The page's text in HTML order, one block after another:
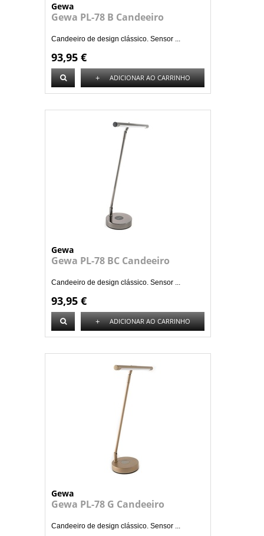
Gewa
Gewa PL-78 B Candeeiro
Candeeiro de design clássico. Sensor ...
93,95 €
+ ADICIONAR AO CARRINHO
Gewa
Gewa PL-78 BC Candeeiro
Candeeiro de design clássico. Sensor ...
93,95 €
+ ADICIONAR AO CARRINHO
Gewa
Gewa PL-78 G Candeeiro
Candeeiro de design clássico. Sensor ...